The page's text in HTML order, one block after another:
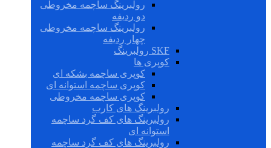
رولبرینگ ساچمه مخروطی
دو ردیفه
رولبرینگ ساچمه مخروطی
چهار ردیفه
SKF رولبرینگ
کوپری ها
کوپری ساچمه بشکه ای
کوپری ساچمه استوانه ای
کوپری ساچمه مخروطی
رولبرینگ های کارب
رولبرینگ های کف گرد ساچمه
استوانه ای
رولبرینگ های کف گرد ساچمه